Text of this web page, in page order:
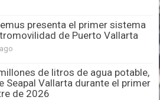
presenta el primer sistema
de Puerto Vallarta
de litros de agua potable,
Seapal Vallarta durante el primer
de 2026